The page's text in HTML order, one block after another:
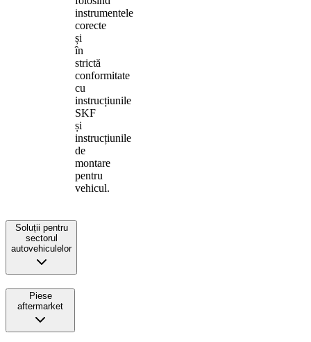
instrumentele
corecte
și
în
strictă
conformitate
cu
instrucțiunile
SKF
și
instrucțiunile
de
montare
pentru
vehicul.
Soluții pentru
sectorul
autovehiculelor
Piese
aftermarket